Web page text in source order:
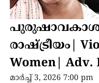
പുരുഷാവകാശ
രാഷ്ട്രീയം|
Women| Adv.
മാർച്ച്‌ 3, 2026 7:00 pm